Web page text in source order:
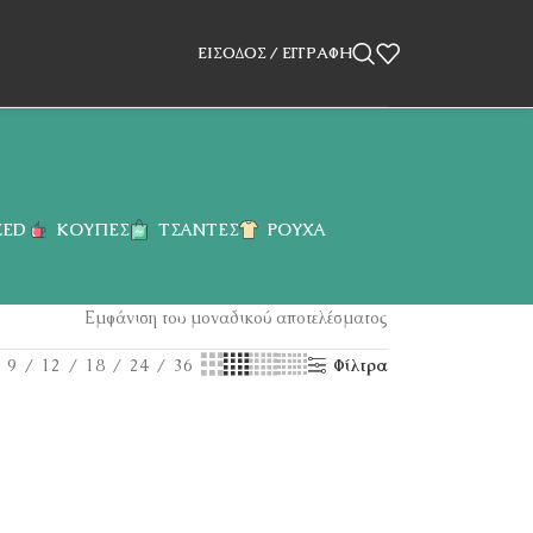
ΕΊΣΟΔΟΣ / ΕΓΓΡΑΦΉ
ΚΟΎΠΕΣ ΤΣΆΝΤΕΣ ΡΟΎΧΑ
Εμφάνιση του μοναδικού αποτελέσματος
9 12 18 24 36 Φίλτρα